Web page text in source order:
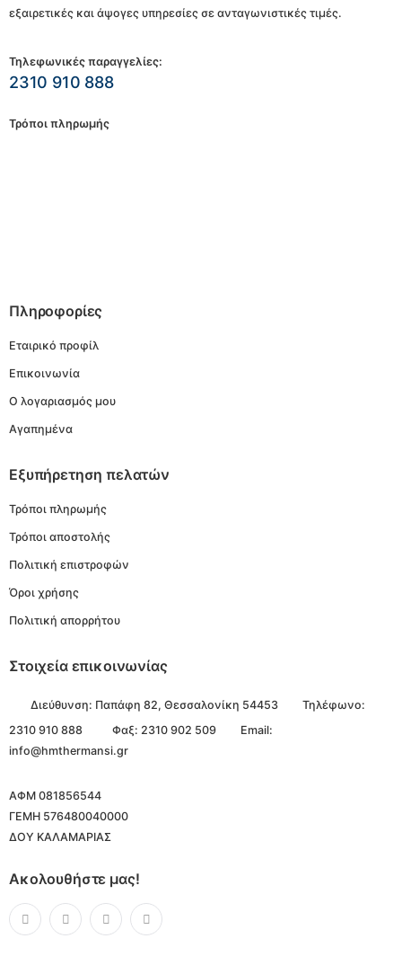
εξαιρετικές και άψογες υπηρεσίες σε ανταγωνιστικές τιμές.
Τηλεφωνικές παραγγελίες:
2310 910 888
Τρόποι πληρωμής
Πληροφορίες
Εταιρικό προφίλ
Επικοινωνία
Ο λογαριασμός μου
Αγαπημένα
Εξυπήρετηση πελατών
Τρόποι πληρωμής
Τρόποι αποστολής
Πολιτική επιστροφών
Όροι χρήσης
Πολιτική απορρήτου
Στοιχεία επικοινωνίας
Διεύθυνση: Παπάφη 82, Θεσσαλονίκη 54453
Τηλέφωνο:
2310 910 888
Φαξ: 2310 902 509
Email:
info@hmthermansi.gr
ΑΦΜ 081856544
ΓΕΜΗ 576480040000
ΔΟΥ ΚΑΛΑΜΑΡΙΑΣ
Ακολουθήστε μας!